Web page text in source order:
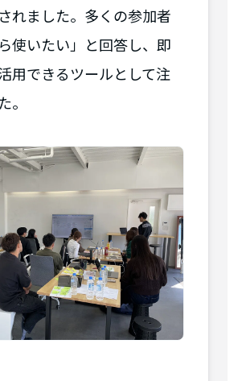
れました。多くの参加者
使いたい」と回答し、即
用できるツールとして注
。